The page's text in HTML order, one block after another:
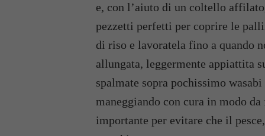
e, con l’aiuto di un coltello
pezzetti perfetti per coprire le
di riso e lavoratela fino a quando
allungata, leggermente appiattita
spalmate sopra pochissimo
maneggiando con cura in modo
importante per evitare che il